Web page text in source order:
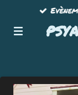
contenu